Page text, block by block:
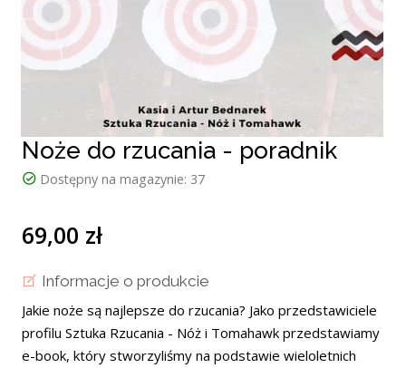
Noże do rzucania - poradnik
Dostępny na magazynie: 37
69,00 zł
Informacje o produkcie
Jakie noże są najlepsze do rzucania? Jako przedstawiciele
profilu Sztuka Rzucania - Nóż i Tomahawk przedstawiamy
e-book, który stworzyliśmy na podstawie wieloletnich